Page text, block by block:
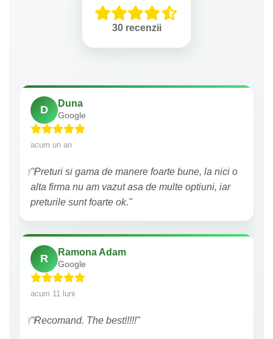
30 recenzii
D
Duna
Google
acum un an
"Preturi si gama de manere foarte bune, la nici o
alta firma nu am vazut asa de multe optiuni, iar
preturile sunt foarte ok."
R
Ramona Adam
Google
acum 11 luni
"Recomand. The best!!!!!"